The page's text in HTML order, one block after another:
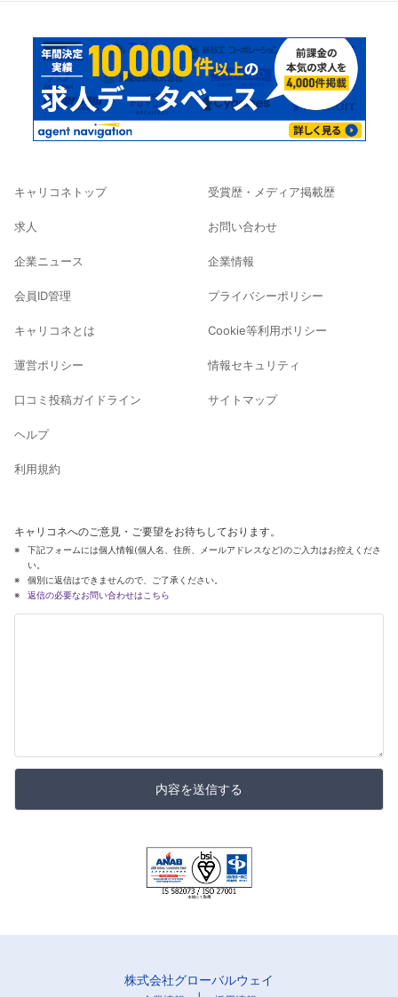
キャリコネトップ
求人
企業ニュース
会員ID管理
キャリコネとは
運営ポリシー
口コミ投稿ガイドライン
ヘルプ
利用規約
受賞歴・メディア掲載歴
お問い合わせ
企業情報
プライバシーポリシー
Cookie等利用ポリシー
情報セキュリティ
サイトマップ
キャリコネへのご意見・ご要望をお待ちしております。
下記フォームには個人情報(個人名、住所、メールアドレスなど)のご入力はお控えくださ
い。
個別に返信はできませんので、ご了承ください。
返信の必要なお問い合わせはこちら
内容を送信する
株式会社グローバルウェイ